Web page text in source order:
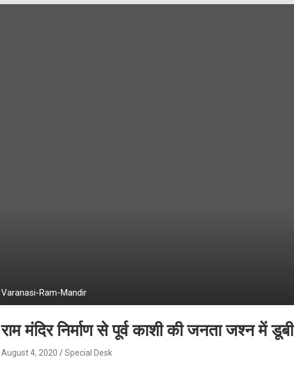
Varanasi-Ram-Mandir
राम मंदिर निर्माण से पूर्व काशी की जनता जश्न में डूबी
August 4, 2020 Special Desk